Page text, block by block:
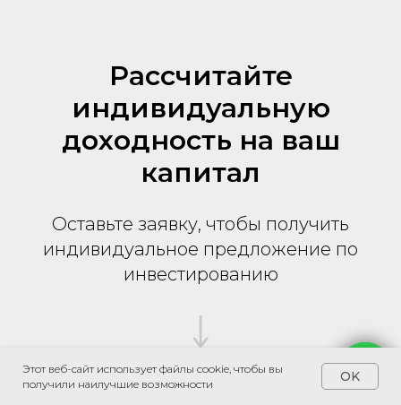
Рассчитайте
индивидуальную
доходность на ваш
капитал
Оставьте заявку, чтобы получить
индивидуальное предложение по
инвестированию
Рассчитать
Этот веб-сайт использует файлы cookie, чтобы вы
получили наилучшие возможности
OK
Напишите мне